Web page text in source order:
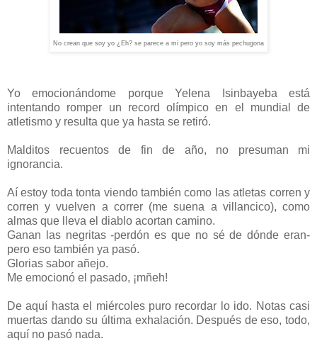
No crean que soy yo ¿Eh? se parece a mi pero yo soy más pechugona
Yo emocionándome porque Yelena Isinbayeba está
intentando romper un record olímpico en el mundial de
atletismo y resulta que ya hasta se retiró.
Malditos recuentos de fin de año, no presuman mi
ignorancia.
Aí estoy toda tonta viendo también como las atletas corren y
corren y vuelven a correr (me suena a villancico), como
almas que lleva el diablo acortan camino.
Ganan las negritas -perdón es que no sé de dónde eran-
pero eso también ya pasó.
Glorias sabor añejo.
Me emocionó el pasado, ¡mñeh!
De aquí hasta el miércoles puro recordar lo ido. Notas casi
muertas dando su última exhalación. Después de eso, todo,
aquí no pasó nada.